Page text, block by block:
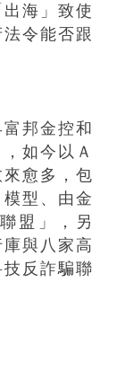
海」致使
令能否跟
邦金控和
如今以Ａ
來愈多，包
型、由金
盟」，另
與八家高
反詐騙聯